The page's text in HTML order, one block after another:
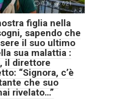
0 621
figlia nella
sapendo che
il suo ultimo
sua malattia :
il direttore
“Signora, c’è
che suo
rivelato…”